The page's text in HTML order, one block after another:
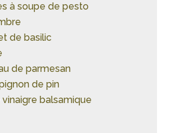
à soupe de pesto
de basilic
de parmesan
de pin
balsamique